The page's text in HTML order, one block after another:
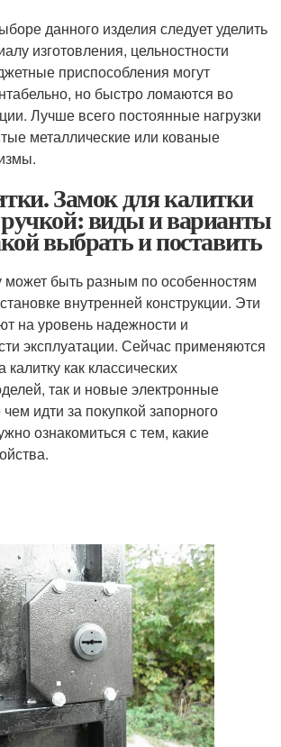
данного изделия следует уделить
изготовления, цельностности
приспособления могут
но быстро ломаются во
Лучше всего постоянные нагрузки
металлические или кованые
Замок для калитки
виды и варианты
выбрать и поставить
может быть разным по особенностям
внутренней конструкции. Эти
на уровень надежности и
эксплуатации. Сейчас применяются
как классических
так и новые электронные
идти за покупкой запорного
ознакомиться с тем, какие